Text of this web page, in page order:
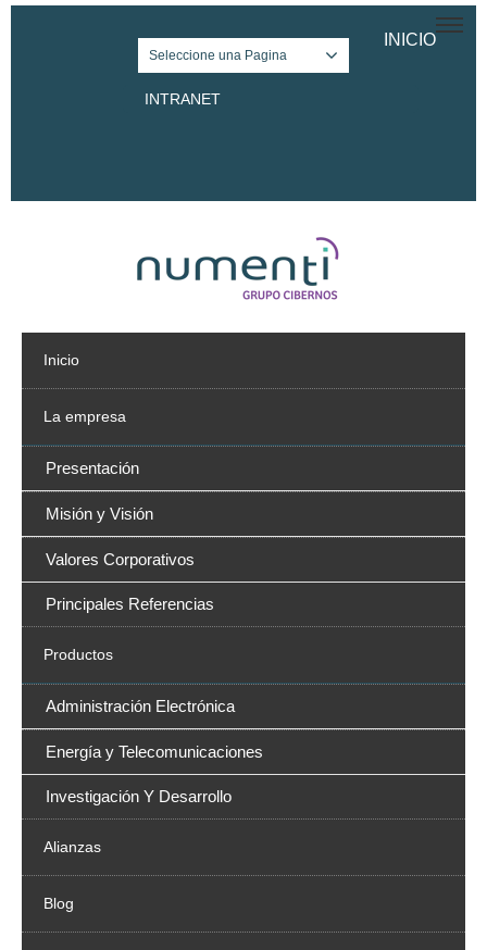
Seleccione una Pagina
INTRANET
INICIO
Inicio
La empresa
Presentación
Misión y Visión
Valores Corporativos
Principales Referencias
Productos
Administración Electrónica
Energía y Telecomunicaciones
Investigación Y Desarrollo
Alianzas
Blog